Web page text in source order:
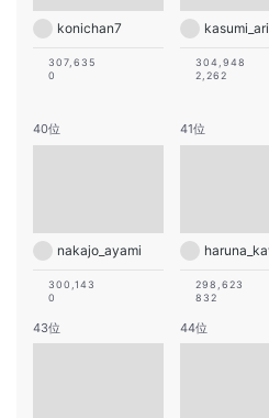
konichan7
307,635
0
304,948
2,262
40位
nakajo_ayami
300,143
0
41位
298,623
832
43位 44位